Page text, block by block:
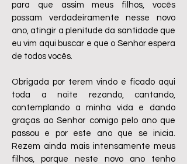
para que assim meus filhos, vocês
possam verdadeiramente nesse novo
ano, atingir a plenitude da santidade que
eu vim aqui buscar e que o Senhor espera
de todos vocês.
Obrigada por terem vindo e ficado aqui
toda a noite rezando, cantando,
contemplando a minha vida e dando
graças ao Senhor comigo pelo ano que
passou e por este ano que se inicia.
Rezem ainda mais intensamente meus
filhos, porque neste novo ano tenho